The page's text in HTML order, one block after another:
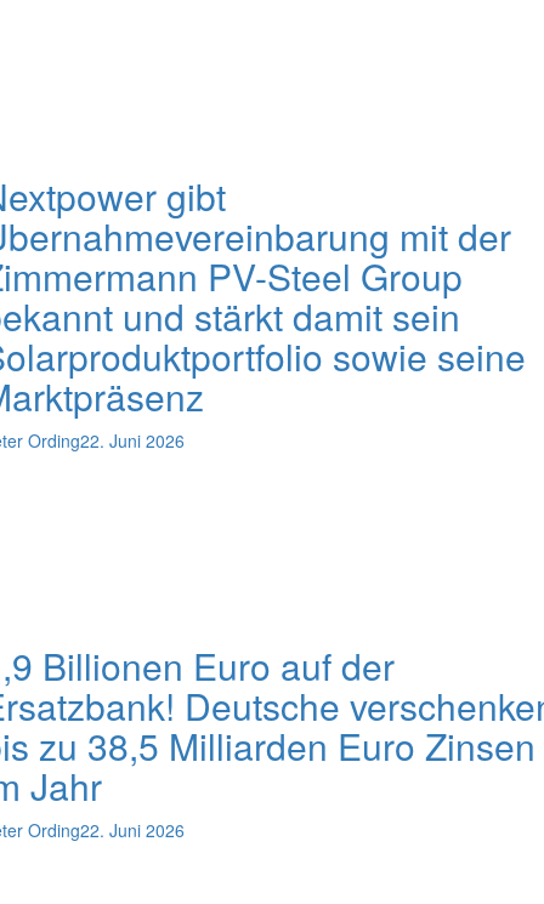
gibt
mit der
PV-Steel Group
und stärkt damit sein
sowie seine
Ording22. Juni 2026
Billionen Euro auf der
Deutsche
zu 38,5 Milliarden Euro Zinsen
Jahr
Ording22. Juni 2026